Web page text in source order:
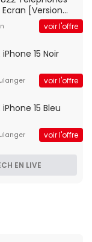
[Version
voir l'offre
15 Noir
voir l'offre
15 Bleu
voir l'offre
EN LIVE